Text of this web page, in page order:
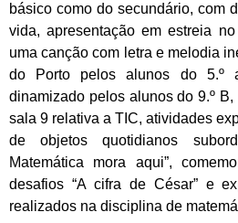
básico como do secundário, com
vida, apresentação em estreia
uma canção com letra e melodia
do Porto pelos alunos do 5.º
dinamizado pelos alunos do 9.º
sala 9 relativa a TIC, atividades
de objetos quotidianos
Matemática mora aqui”,
desafios “A cifra de César” e
realizados na disciplina de